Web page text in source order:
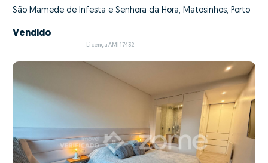
São Mamede de Infesta e Senhora da Hora, Matosinhos, Porto
Vendido
Licença AMI 17432